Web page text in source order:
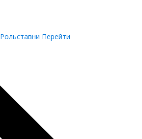
Рольставни Перейти